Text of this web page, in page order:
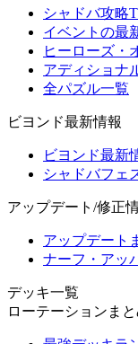
シャドバ攻略
イベントの最
ヒーローズ・
アディショナ
全パズル一覧
ビヨンド最新情報
ビヨンド最新
シャドバフェ
アップデート/修正
アップデート
ナーフ・アッ
デッキ一覧
ローテーションま